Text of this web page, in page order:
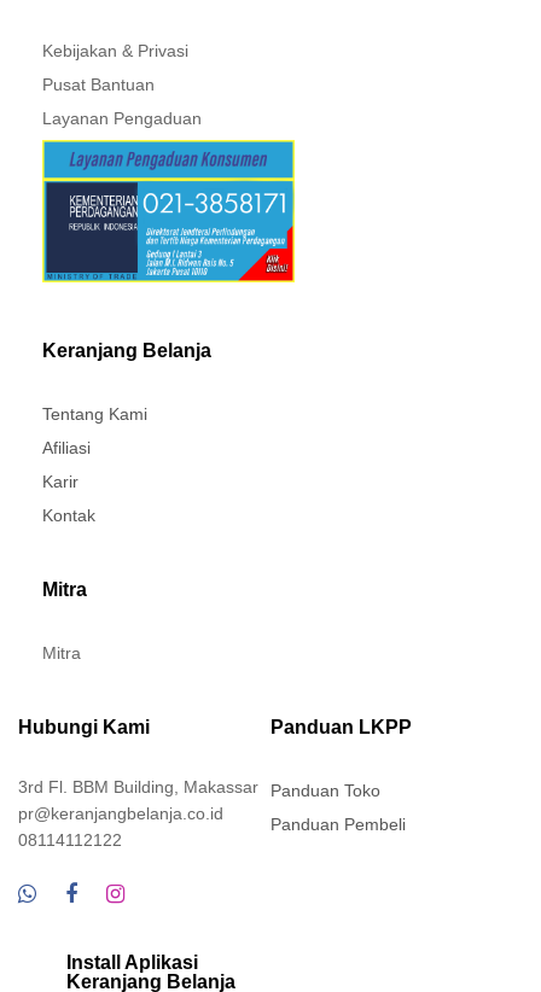
Kebijakan & Privasi
Pusat Bantuan
Layanan Pengaduan
Keranjang Belanja
Tentang Kami
Afiliasi
Karir
Kontak
Mitra
Mitra
Hubungi Kami
3rd Fl. BBM Building, Makassar
pr@keranjangbelanja.co.id
08114112122
Panduan LKPP
Panduan Toko
Panduan Pembeli
Install Aplikasi
Keranjang Belanja